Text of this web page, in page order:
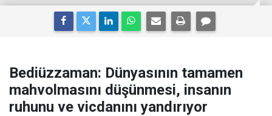
Bediüzzaman: Dünyasının tamamen
mahvolmasını düşünmesi, insanın
ruhunu ve vicdanını yandırıyor